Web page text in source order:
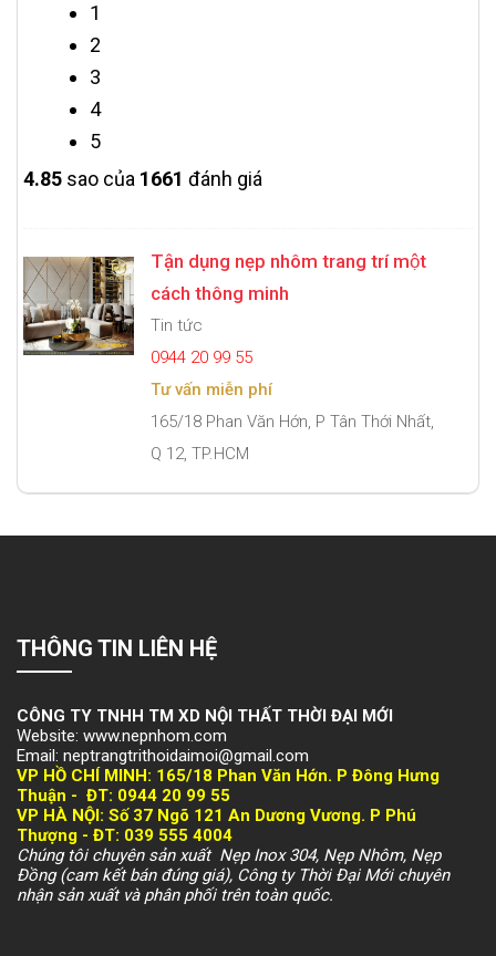
1
2
3
4
5
4.85 sao của 1661 đánh giá
Tận dụng nẹp nhôm trang trí một
cách thông minh
Tin tức
0944 20 99 55
Tư vấn miễn phí
165/18 Phan Văn Hớn, P Tân Thới Nhất,
Q 12, TP.HCM
THÔNG TIN LIÊN HỆ
CÔNG TY TNHH TM XD NỘI THẤT THỜI ĐẠI MỚI
Website: www.nepnhom.com
Email: neptrangtrithoidaimoi@gmail.com
VP HỒ CHÍ MINH: 165/18 Phan Văn Hớn. P Đông Hưng
Thuận - ĐT: 0944 20 99 55
VP HÀ NỘI : Số 37 Ngõ 121 An Dương Vương. P Phú
Thượng - ĐT: 039 555 4004
Chúng tôi chuyên sản xuất Nẹp Inox 304, Nẹp Nhôm, Nẹp
Đồng (cam kết bán đúng giá), Công ty Thời Đại Mới chuyên
nhận sản xuất và phân phối trên toàn quốc.